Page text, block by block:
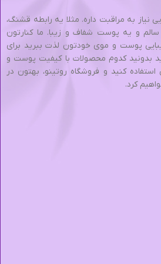
نیاز به مراقبت داره. مثلا یه رابطه قشنگ،
و یه پوست شفاف و زیبا. ما کنارتون
پوست و موی خودتون لذت ببرید برای
بدونید کدوم محصولات با کیفیت پوست و
کنید و فروشگاه روتینو، بهتون در
کرد.